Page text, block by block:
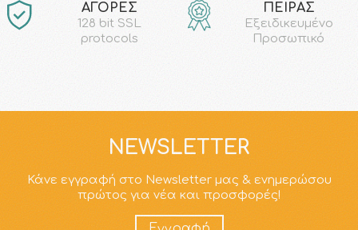
ΑΓΟΡΕΣ
128 bit SSL
protocols
ΠΕΙΡΑΣ
Εξειδικευμένο
Προσωπικό
NEWSLETTER
Κάνε εγγραφή στο Newsletter μας & ενημερώσου
πρώτος για νέα και προσφορές!